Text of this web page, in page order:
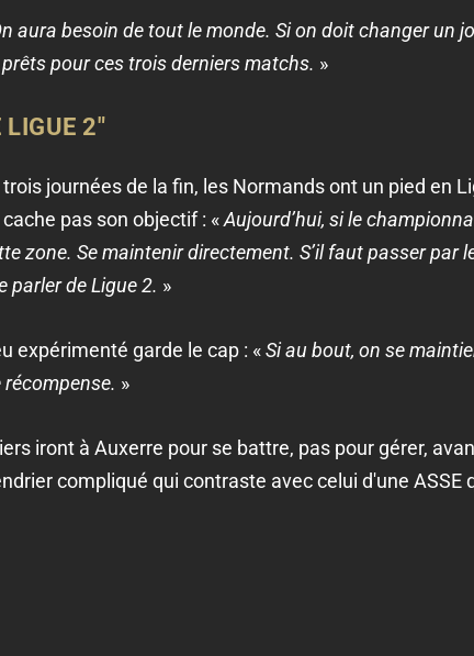
aura besoin de tout le monde. Si on doit changer un
pour ces trois derniers matchs. »
LIGUE 2"
journées de la fin, les Normands ont un pied en
pas son objectif : «Aujourd’hui, si le
zone. Se maintenir directement. S’il faut passer par
parler de Ligue 2. »
expérimenté garde le cap : «Si au bout, on se
»
iront à Auxerre pour se battre, pas pour gérer,
compliqué qui contraste avec celui d'une ASSE